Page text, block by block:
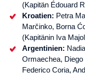
(Kapitän Édouard
Kroatien: Petra
Marčinko, Borna
(Kapitänin Iva
Argentinien:
Ormaechea,
Federico Coria,